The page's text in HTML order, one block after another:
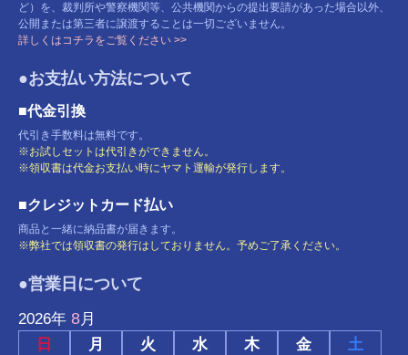
ど）を、裁判所や警察機関等、公共機関からの提出要請があった場合以外、
公開または第三者に譲渡することは一切ございません。
詳しくはコチラをご覧ください >>
●お支払い方法について
■代金引換
代引き手数料は無料です。
※お試しセットは代引きができません。
※領収書は代金お支払い時にヤマト運輸が発行します。
■クレジットカード払い
商品と一緒に納品書が届きます。
※弊社では領収書の発行はしておりません。予めご了承ください。
●営業日について
2026年 8月
日
月 火 水 木 金
土